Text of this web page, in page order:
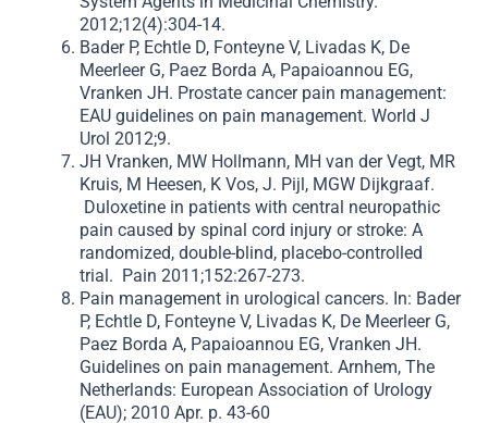
2012;12(4):304-14.
Bader P, Echtle D, Fonteyne V, Livadas K, De
Meerleer G, Paez Borda A, Papaioannou EG,
Vranken JH. Prostate cancer pain management:
EAU guidelines on pain management. World J
Urol 2012;9.
JH Vranken, MW Hollmann, MH van der Vegt, MR
Kruis, M Heesen, K Vos, J. Pijl, MGW Dijkgraaf.
Duloxetine in patients with central neuropathic
pain caused by spinal cord injury or stroke: A
randomized, double-blind, placebo-controlled
trial. Pain 2011;152:267-273.
Pain management in urological cancers. In: Bader
P, Echtle D, Fonteyne V, Livadas K, De Meerleer G,
Paez Borda A, Papaioannou EG, Vranken JH.
Guidelines on pain management. Arnhem, The
Netherlands: European Association of Urology
(EAU); 2010 Apr. p. 43-60